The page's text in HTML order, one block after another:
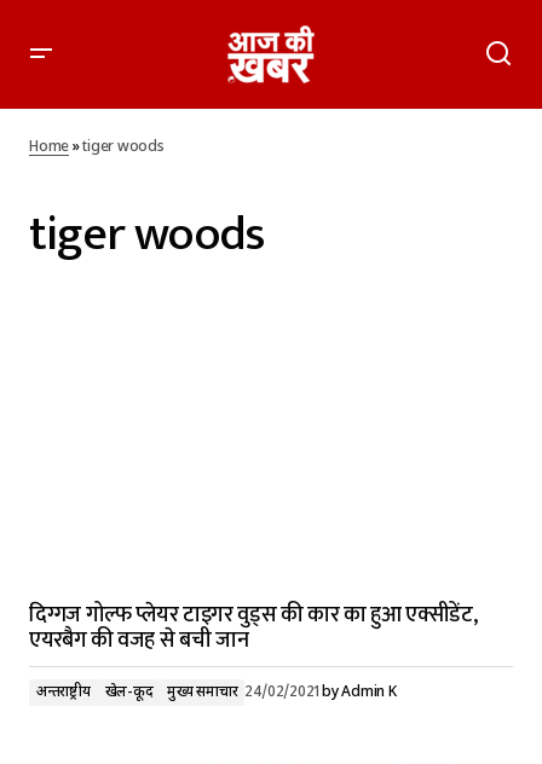
Home»tiger woods
tiger woods
दिग्गज गोल्फ प्लेयर टाइगर वुड्स की कार का हुआ एक्सीडेंट,
एयरबैग की वजह से बची जान
अन्तर्राष्ट्रीय खेल-कूद मुख्य समाचार 24/02/2021byAdmin K